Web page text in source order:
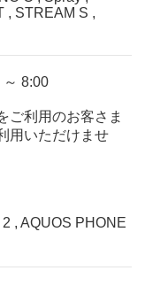
, STREAM S ,
8:00
ご利用のお客さま
用いただけませ
, AQUOS PHONE